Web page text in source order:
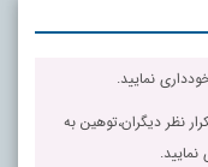
نمایید.
نظر دیگران،توهین به